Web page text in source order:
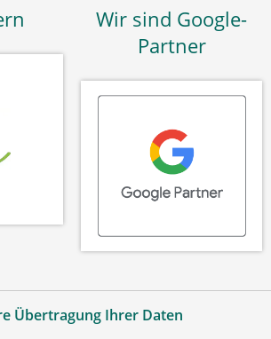
Wir sind Google-
Partner
Übertragung Ihrer Daten